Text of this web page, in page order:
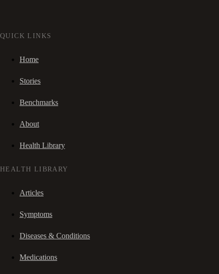
QUICK LINKS
Home
Stories
Benchmarks
About
Health Library
HEALTH LIBRARY
Articles
Symptoms
Diseases & Conditions
Medications